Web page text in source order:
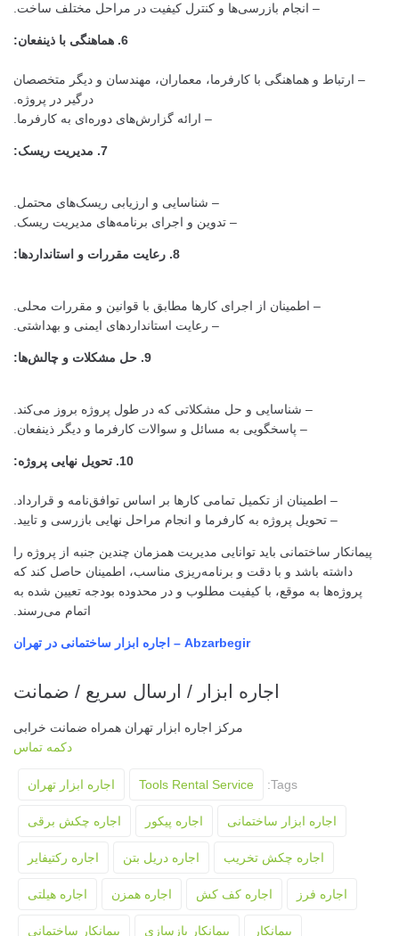
– انجام بازرسی‌ها و کنترل کیفیت در مراحل مختلف ساخت.
6. هماهنگی با ذینفعان:
– ارتباط و هماهنگی با کارفرما، معماران، مهندسان و دیگر متخصصان
درگیر در پروژه.
– ارائه گزارش‌های دوره‌ای به کارفرما.
7. مدیریت ریسک:
– شناسایی و ارزیابی ریسک‌های محتمل.
– تدوین و اجرای برنامه‌های مدیریت ریسک.
8. رعایت مقررات و استانداردها:
– اطمینان از اجرای کارها مطابق با قوانین و مقررات محلی.
– رعایت استانداردهای ایمنی و بهداشتی.
9. حل مشکلات و چالش‌ها:
– شناسایی و حل مشکلاتی که در طول پروژه بروز می‌کند.
– پاسخگویی به مسائل و سوالات کارفرما و دیگر ذینفعان.
10. تحویل نهایی پروژه:
– اطمینان از تکمیل تمامی کارها بر اساس توافق‌نامه و قرارداد.
– تحویل پروژه به کارفرما و انجام مراحل نهایی بازرسی و تایید.
پیمانکار ساختمانی باید توانایی مدیریت همزمان چندین جنبه از پروژه را
داشته باشد و با دقت و برنامه‌ریزی مناسب، اطمینان حاصل کند که
پروژه‌ها به موقع، با کیفیت مطلوب و در محدوده بودجه تعیین شده به
اتمام می‌رسند.
Abzarbegir – اجاره ابزار ساختمانی در تهران
اجاره ابزار / ارسال سریع / ضمانت
مرکز اجاره ابزار تهران همراه ضمانت خرابی
دکمه تماس
Tags:
Tools Rental Service اجاره ابزار تهران
اجاره ابزار ساختمانی اجاره پیکور اجاره چکش برقی
اجاره چکش تخریب اجاره دریل بتن اجاره رکتیفایر
اجاره فرز اجاره کف کش اجاره همزن اجاره هیلتی
پیمانکار پیمانکار بازسازی پیمانکار ساختمانی